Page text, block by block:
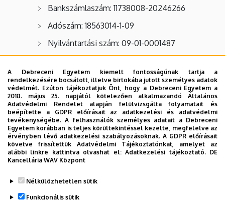
A Debreceni Egyetem kiemelt fontosságúnak tartja a
rendelkezésére bocsátott, illetve birtokába jutott személyes adatok
védelmét. Ezúton tájékoztatjuk Önt, hogy a Debreceni Egyetem a
2018. május 25. napjától kötelezően alkalmazandó Általános
Adatvédelmi Rendelet alapján felülvizsgálta folyamatait és
beépítette a GDPR előírásait az adatkezelési és adatvédelmi
tevékenységébe. A felhasználók személyes adatait a Debreceni
Egyetem korábban is teljes körültekintéssel kezelte, megfelelve az
érvényben lévő adatkezelési szabályozásoknak. A GDPR előírásait
követve frissítettük Adatvédelmi Tájékoztatónkat, amelyet az
alábbi linkre kattintva olvashat el:Adatkezelési tájékoztató. DE
Kancellária WAV Központ
Nélkülözhetetlen sütik
Funkcionális sütik
Bankszámlaszám: 11738008-20246266
Adószám: 18563014-1-09
Nyilvántartási szám: 09-01-0001487
Betegtámogató szervezet
Magyar Rákellenes Liga
Támogatóink
Plüss játékok a sugárkezelt gyermekek részére
- az adománygyűjtés szervezője:Fejes Nikolett
Legutóbb frissítve: 2022. 01. 26. 13:03